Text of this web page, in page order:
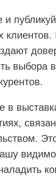
и
выбора
в